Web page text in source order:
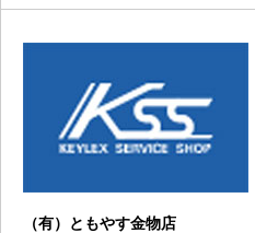
（有）ともやす金物店